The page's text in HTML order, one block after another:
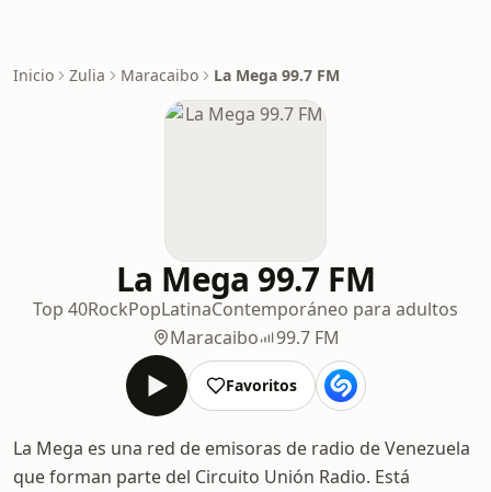
Inicio Zulia Maracaibo La Mega 99.7 FM
La Mega 99.7 FM
Top 40RockPopLatinaContemporáneo para adultos
Maracaibo
99.7 FM
Favoritos
La Mega es una red de emisoras de radio de Venezuela
que forman parte del Circuito Unión Radio. Está